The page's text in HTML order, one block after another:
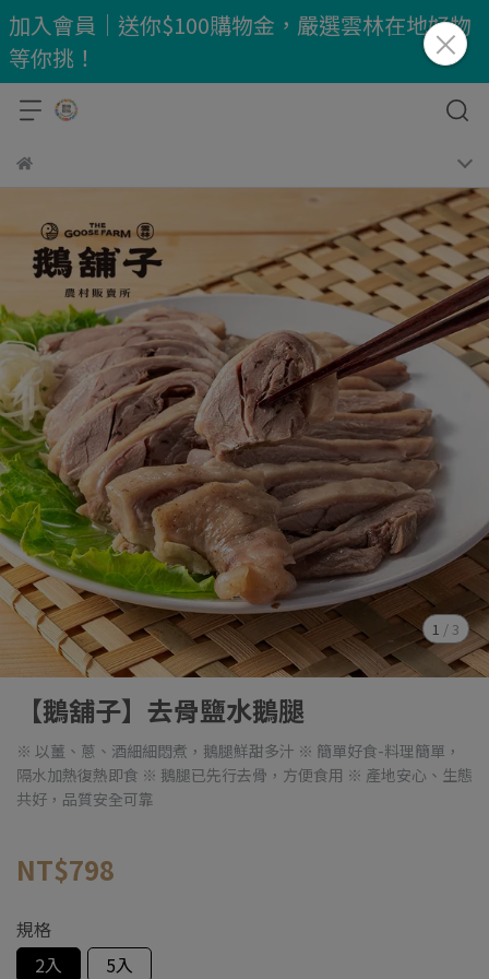
加入會員｜送你$100購物金，嚴選雲林在地好物
等你挑！
1 / 3
【鵝舖子】去骨鹽水鵝腿
※ 以薑、蔥、酒細細悶煮，鵝腿鮮甜多汁 ※ 簡單好食-料理簡單，
隔水加熱復熱即食 ※ 鵝腿已先行去骨，方便食用 ※ 產地安心、生態
共好，品質安全可靠
NT$798
規格
2入
5入